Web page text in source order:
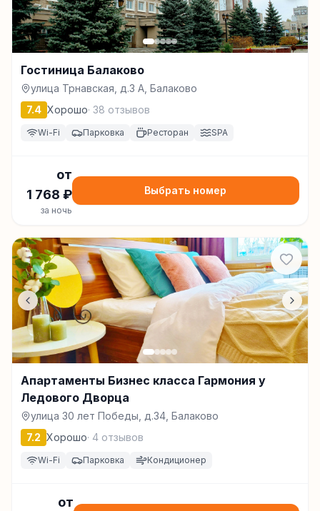
Гостиница Балаково
улица Трнавская, д.3 А, Балаково
7.4 Хорошо· 38 отзывов
Wi-Fi Парковка Ресторан SPA
от
1 768 ₽
за ночь
Выбрать номер
Апартаменты Бизнес класса Гармония у
Ледового Дворца
улица 30 лет Победы, д.34, Балаково
7.2 Хорошо· 4 отзывов
Wi-Fi Парковка Кондиционер
от